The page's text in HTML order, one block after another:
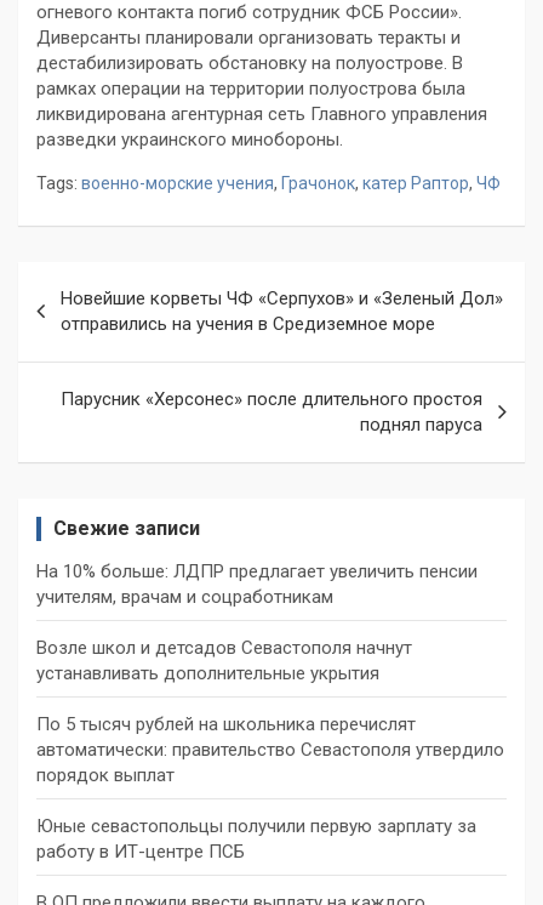
огневого контакта погиб сотрудник ФСБ России».
Диверсанты планировали организовать теракты и
дестабилизировать обстановку на полуострове. В
рамках операции на территории полуострова была
ликвидирована агентурная сеть Главного управления
разведки украинского минобороны.
Tags: военно-морские учения, Грачонок, катер Раптор, ЧФ
по
записям
Новейшие корветы ЧФ «Серпухов» и «Зеленый Дол»
отправились на учения в Средиземное море
Парусник «Херсонес» после длительного простоя
поднял паруса
Свежие записи
На 10% больше: ЛДПР предлагает увеличить пенсии
учителям, врачам и соцработникам
Возле школ и детсадов Севастополя начнут
устанавливать дополнительные укрытия
По 5 тысяч рублей на школьника перечислят
автоматически: правительство Севастополя утвердило
порядок выплат
Юные севастопольцы получили первую зарплату за
работу в ИТ-центре ПСБ